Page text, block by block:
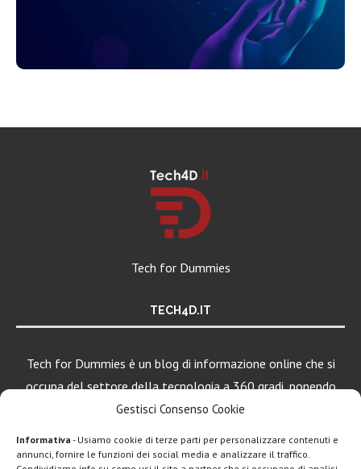
Gestisci Consenso Cookie
Informativa - Usiamo cookie di terze parti per personalizzare contenuti e
annunci, fornire le funzioni dei social media e analizzare il traffico.
Tech for Dummies
TECH4D.IT
Tech for Dummies è un blog di informazione online che si
occupa del settore della tecnologia a 360 gradi, ponendo
una particolare attenzione al mondo Android, Apple e